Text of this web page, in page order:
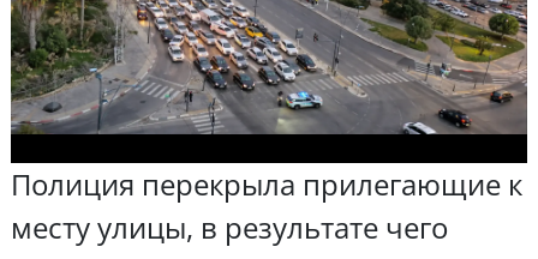
Полиция перекрыла прилегающие к
месту улицы, в результате чего